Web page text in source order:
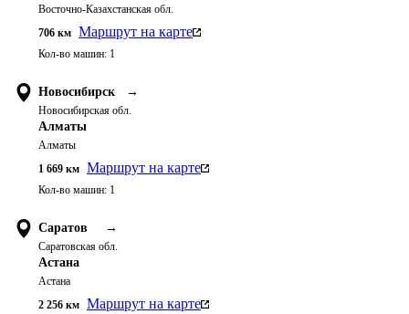
Восточно-Казахстанская обл.
706 км Маршрут на карте
Кол-во машин: 1
Новосибирск →
Новосибирская обл.
Алматы
Алматы
1 669 км Маршрут на карте
Кол-во машин: 1
Саратов →
Саратовская обл.
Астана
Астана
2 256 км Маршрут на карте